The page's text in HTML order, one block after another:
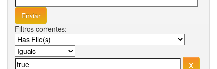
Filtros correntes: